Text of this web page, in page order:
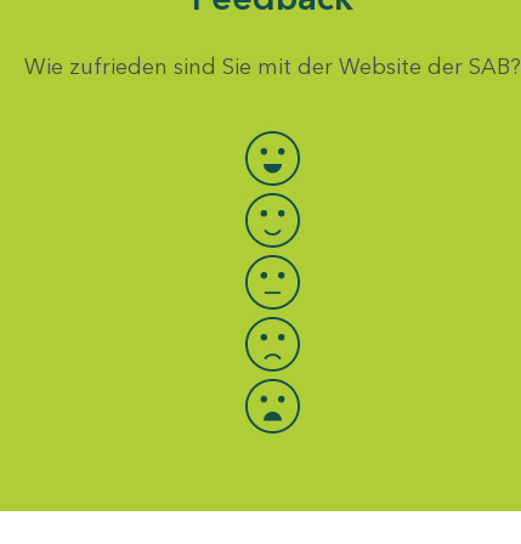
Wie zufrieden sind Sie mit der Website der SAB?
Bewertung auswählen